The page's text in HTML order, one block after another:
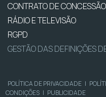
CONTRATO DE
RÁDIO E TELEVISÃO
RGPD
GESTÃO DAS DEFINIÇÕES
POLÍTICA DE PRIVACIDADE |
CONDIÇÕES | PUBLICIDADE